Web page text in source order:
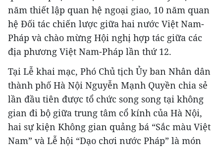
năm thiết lập quan hệ ngoại giao, 10 năm quan
hệ Đối tác chiến lược giữa hai nước Việt Nam-
Pháp và chào mừng Hội nghị hợp tác giữa các
địa phương Việt Nam-Pháp lần thứ 12.
Tại Lễ khai mạc, Phó Chủ tịch Ủy ban Nhân dân
thành phố Hà Nội Nguyễn Mạnh Quyền chia sẻ
lần đầu tiên được tổ chức song song tại không
gian đi bộ giữa trung tâm cổ kính của Hà Nội,
hai sự kiện Không gian quảng bá “Sắc màu Việt
Nam” và Lễ hội “Dạo chơi nước Pháp” là món